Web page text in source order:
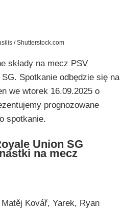
/ Shutterstock.com
składy na mecz PSV
Spotkanie odbędzie się na
we wtorek 16.09.2025 o
prognozowane
spotkanie.
Union SG
na mecz
Matěj Kovář, Yarek, Ryan